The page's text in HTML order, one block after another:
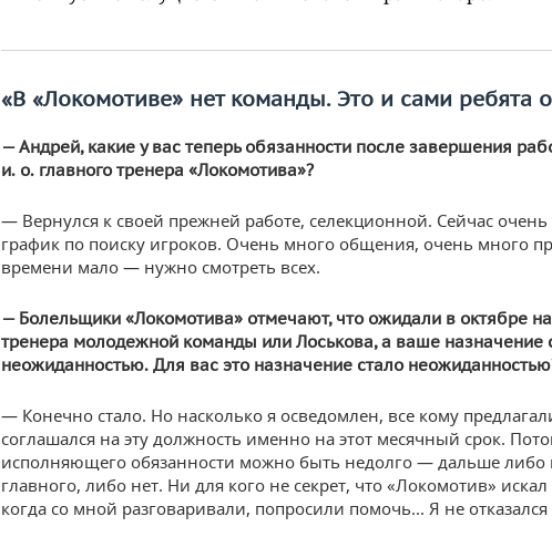
«В «Локомотиве» нет команды. Это и сами ребята
— Андрей, какие у вас теперь обязанности после завершения
и. о. главного тренера «Локомотива»?
— Вернулся к своей прежней работе, селекционной. Сейчас
график по поиску игроков. Очень много общения, очень много
времени мало — нужно смотреть всех.
— Болельщики «Локомотива» отмечают, что ожидали в октябре
тренера молодежной команды или Лоськова, а ваше назначение
неожиданностью. Для вас это назначение стало
— Конечно стало. Но насколько я осведомлен, все кому
соглашался на эту должность именно на этот месячный срок.
исполняющего обязанности можно быть недолго — дальше либо
главного, либо нет. Ни для кого не секрет, что «Локомотив»
когда со мной разговаривали, попросили помочь... Я не отказался